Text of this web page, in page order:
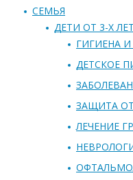
СЕМЬЯ
ДЕТИ ОТ 3-Х ЛЕТ
ГИГИЕНА
ДЕТСКОЕ
ЗАЩИТА
ЛЕЧЕНИЕ